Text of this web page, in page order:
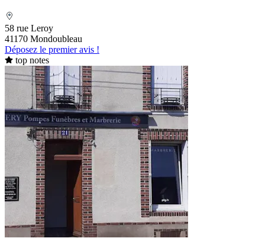
58 rue Leroy
41170 Mondoubleau
Déposez le premier avis !
top notes